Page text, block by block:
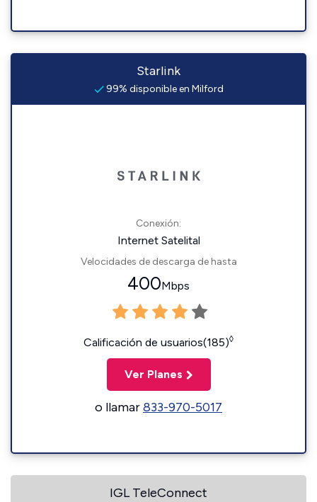
Starlink
99% disponible en Milford
Conexión:
Internet Satelital
Velocidades de descarga de hasta
400Mbps
Calificación de usuarios(185)◊
Ver Planes
o llamar833-970-5017
IGL TeleConnect